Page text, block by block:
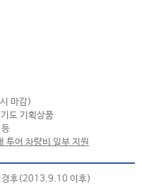
마감)
도 기획상품
투어 차량비 일부 지원
경후(2013.9.10 이후)